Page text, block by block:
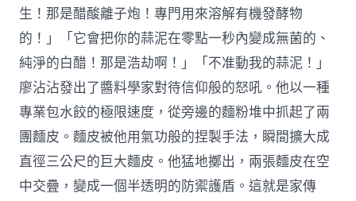
生！那是醋酸離子炮！專門用來溶解有機發酵物
的！」「它會把你的蒜泥在零點一秒內變成無菌的、
純淨的白醋！那是浩劫啊！」「不准動我的蒜泥！」
廖沾沾發出了醬料學家對待信仰般的怒吼。他以一種
專業包水餃的極限速度，從旁邊的麵粉堆中抓起了兩
團麵皮。麵皮被他用氣功般的捏製手法，瞬間擴大成
直徑三公尺的巨大麵皮。他猛地擲出，兩張麵皮在空
中交疊，變成一個半透明的防禦護盾。這就是家傳